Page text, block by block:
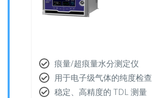
痕量/超痕量水分测定仪
用于电子级气体的纯度检查
稳定、高精度的 TDL 测量